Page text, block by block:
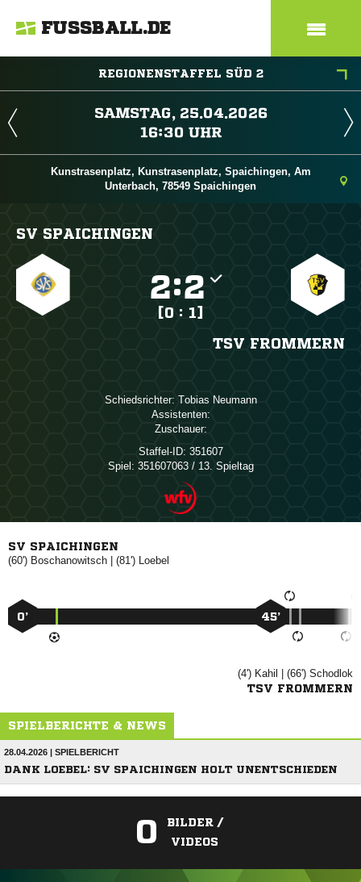
FUSSBALL.DE
REGIONENSTAFFEL SÜD 2
 
 
Kunstrasenplatz, Kunstrasenplatz, Spaichingen, Am
Unterbach, 78549 Spaichingen
SV SPAICHINGEN
:
[0 : 1]
TSV FROMMERN
Schiedsrichter:  
Assistenten:
Zuschauer:
Staffel-ID: 351607
Spiel: 351607063 / 13. Spieltag
SV SPAICHINGEN
(60')  | (81') 
0’ 45’
(4')  | (66') 
TSV FROMMERN
SPIELBERICHTE & NEWS
28.04.2026 | SPIELBERICHT
DANK LOEBEL: SV SPAICHINGEN HOLT UNENTSCHIEDEN
0
BILDER /
VIDEOS